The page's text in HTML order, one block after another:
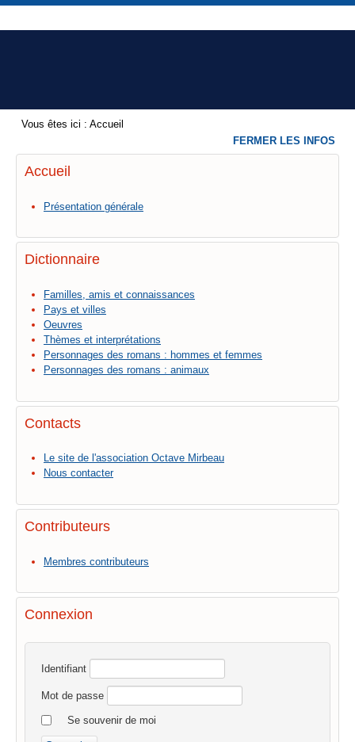
Vous êtes ici : Accueil
Accueil
Présentation générale
Dictionnaire
Familles, amis et connaissances
Pays et villes
Oeuvres
Thèmes et interprétations
Personnages des romans : hommes et femmes
Personnages des romans : animaux
Contacts
Le site de l'association Octave Mirbeau
Nous contacter
Contributeurs
Membres contributeurs
Connexion
Identifiant
Mot de passe
Se souvenir de moi
FERMER LES INFOS